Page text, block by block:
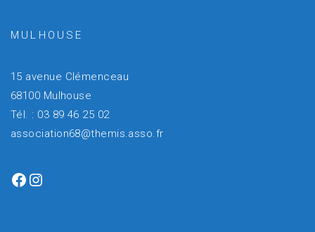
MULHOUSE
15 avenue Clémenceau
68100 Mulhouse
Tél. : 03 89 46 25 02
association68@themis.asso.fr
Facebook
Instagram